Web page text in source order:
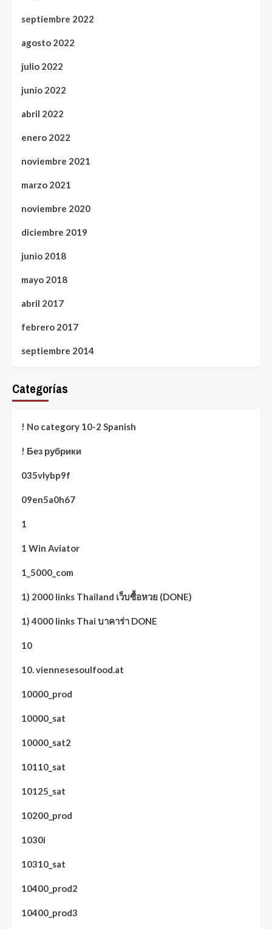
septiembre 2022
agosto 2022
julio 2022
junio 2022
abril 2022
enero 2022
noviembre 2021
marzo 2021
noviembre 2020
diciembre 2019
junio 2018
mayo 2018
abril 2017
febrero 2017
septiembre 2014
Categorías
! No category 10-2 Spanish
! Без рубрики
035vlybp9f
09en5a0h67
1
1 Win Aviator
1_5000_com
1) 2000 links Thailand เว็บซื้อหวย (DONE)
1) 4000 links Thai บาคาร่า DONE
10
10. viennesesoulfood.at
10000_prod
10000_sat
10000_sat2
10110_sat
10125_sat
10200_prod
1030i
10310_sat
10400_prod2
10400_prod3